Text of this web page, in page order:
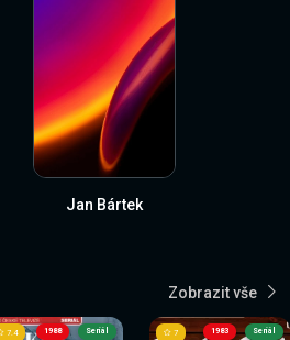
Jan Bártek
Zobrazit vše
1988
7.4 Seriál 1983
7 Seriál